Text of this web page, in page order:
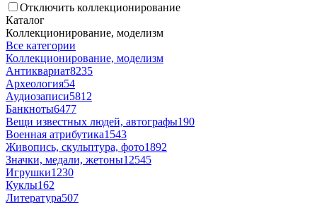
Отключить коллекционирование
Каталог
Коллекционирование, моделизм
Все категории
Коллекционирование, моделизм
Антиквариат8235
Археология54
Аудиозаписи5812
Банкноты6477
Вещи известных людей, автографы190
Военная атрибутика1543
Живопись, скульптура, фото1892
Значки, медали, жетоны12545
Игрушки1230
Куклы162
Литература507